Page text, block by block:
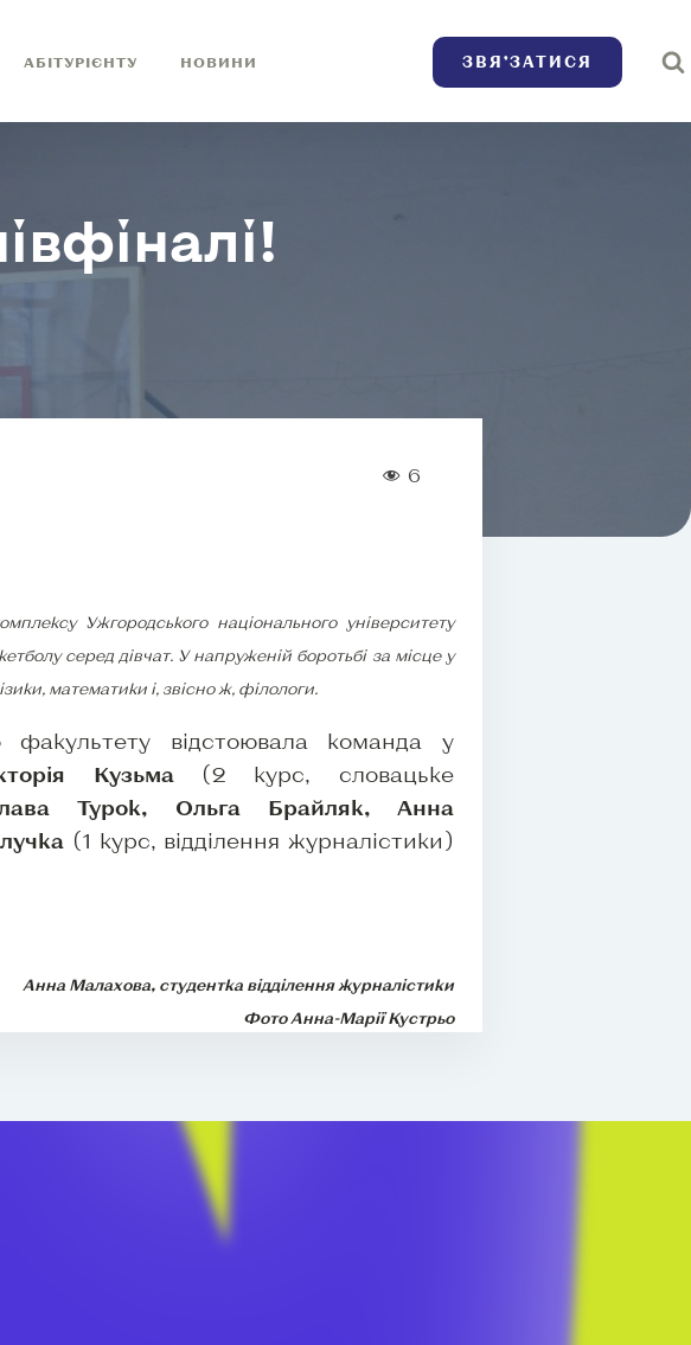
АБІТУРІЄНТУ НОВИНИ ЗВЯ’ЗАТИСЯ
6
Ужгородського національного університету
серед дівчат. У напруженій боротьбі за місце у
математики і, звісно ж, філологи.
факультету відстоювала команда у
Кузьма (2 курс, словацьке
Турок, Ольга Брайляк, Анна
(1 курс, відділення журналістики)
Анна Малахова, студентка відділення журналістики
Фото Анна-Марії Кустрьо